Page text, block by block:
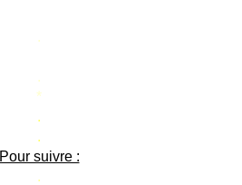
.
.
*
.
.
Pour suivre :
.